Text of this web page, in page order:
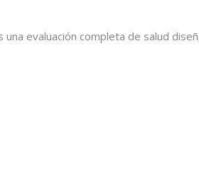
evaluación completa de salud